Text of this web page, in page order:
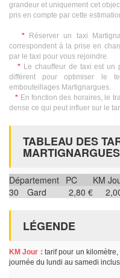
grandeur et uniquement cet
pris en compte par cette
* Réserver un taxi
correspondent à la prise en
par le taxi pour vous rejoindre.
* Le chauffeur de taxi est un
différent pour optimiser le
embouteillages Martignargues.
* En fonction des horaires, le
dense ce qui peut influer sur le
TABLEAU DES
MARTIGNARGUES
Département PC KM
30
Gard 2,80 €
LÉGENDE
KM Jour : tarif pour un
journée du lundi au samedi